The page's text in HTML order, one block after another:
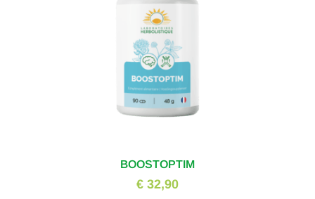
BOOSTOPTIM
€ 32,90